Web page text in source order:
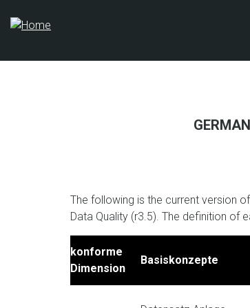
content
The following is the current version
Data Quality (r3.5). The definition of
konforme
Dimension
Basiskonzepte